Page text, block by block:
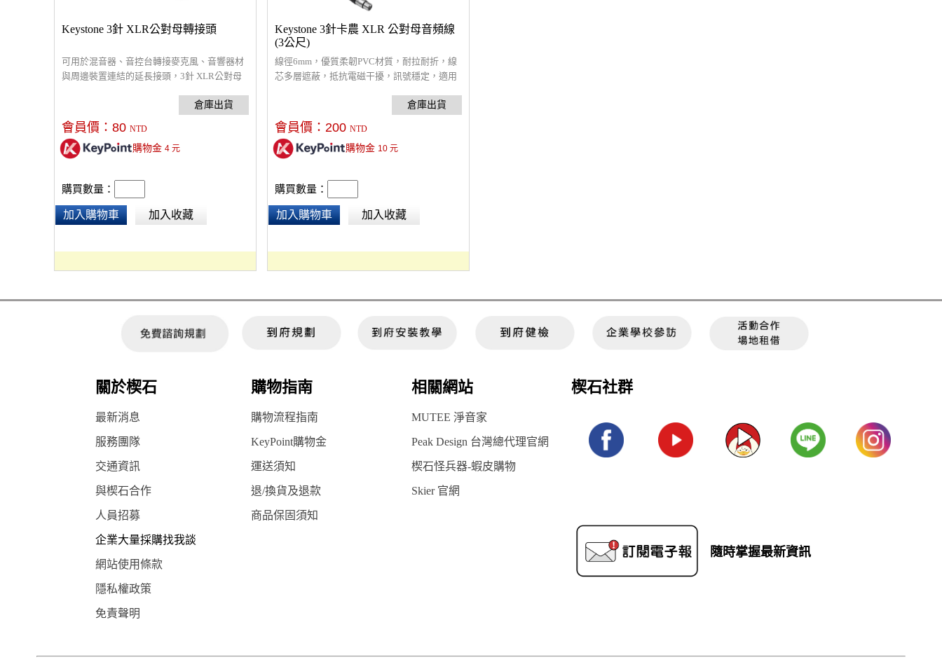
Keystone 3針 XLR公對母轉接頭
可用於混音器、音控台轉接麥克風、音響器材
與周邊裝置連結的延長接頭，3針 XLR公對母
會員價： 80 NTD
購物金 4元
購買數量：
加入購物車 加入收藏
Keystone 3針卡農 XLR 公對母音頻線
(3公尺)
線徑6mm，優質柔韌PVC材質，耐拉耐折，線
芯多層遮蔽，抵抗電磁干擾，訊號穩定，適用
會員價： 200 NTD
購物金 10元
購買數量：
加入購物車 加入收藏
關於楔石 購物指南 相關網站 楔石社群
最新消息 購物流程指南 MUTEE 淨音家
服務團隊 KeyPoint購物金 Peak Design 台灣總代理官網
交通資訊 運送須知 楔石怪兵器-蝦皮購物
與楔石合作 退/換貨及退款 Skier 官網
隨時掌握最新資訊
人員招募 商品保固須知
企業大量採購找我談
網站使用條款
隱私權政策
免責聲明